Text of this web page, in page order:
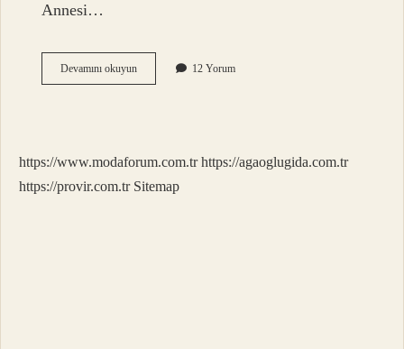
Annesi…
Devamını okuyunŞems
Güzellik
12 Yorum
https://www.modaforum.com.tr https://agaoglugida.com.tr
https://provir.com.tr Sitemap